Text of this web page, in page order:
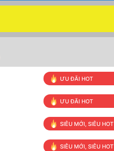
ƯU ĐÃI HOT
ƯU ĐÃI HOT
SIÊU MỚI, SIÊU HOT
SIÊU MỚI, SIÊU HOT